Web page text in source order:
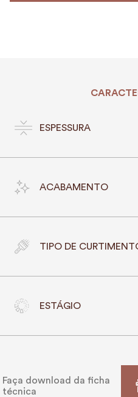
ESPESSURA
ACABAMENTO
TIPO DE
ESTÁGIO
Faça download da ficha
técnica